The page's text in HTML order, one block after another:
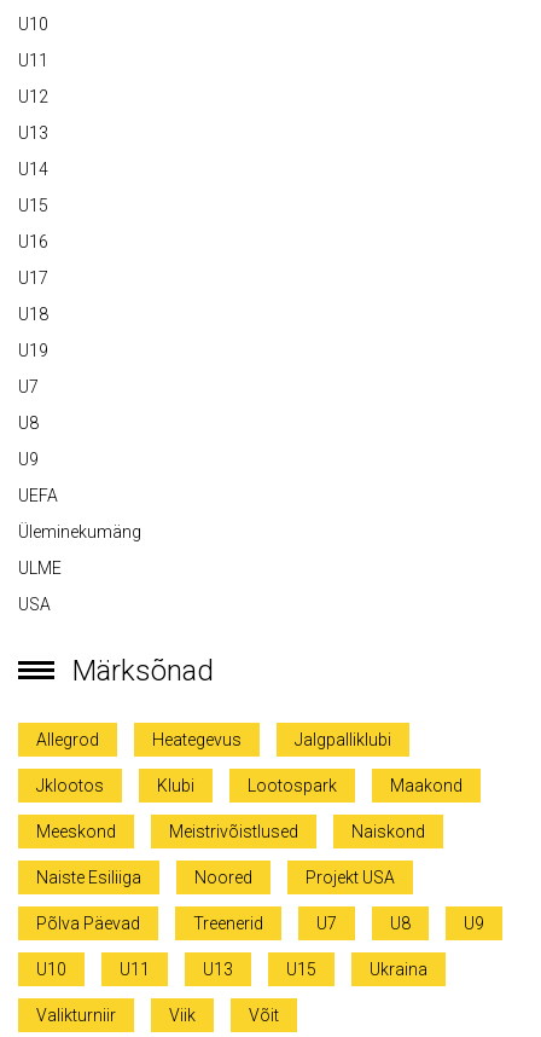
U10
U11
U12
U13
U14
U15
U16
U17
U18
U19
U7
U8
U9
UEFA
Üleminekumäng
ULME
USA
Märksõnad
Allegrod Heategevus Jalgpalliklubi
Jklootos Klubi Lootospark Maakond
Meeskond Meistrivõistlused Naiskond
Naiste Esiliiga Noored Projekt USA
Põlva Päevad Treenerid U7 U8 U9
U10 U11 U13 U15 Ukraina
Valikturniir Viik Võit